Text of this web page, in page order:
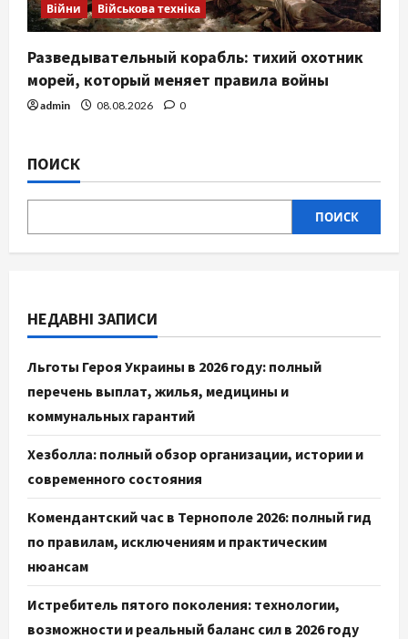
Війни Військова техніка
Разведывательный корабль: тихий охотник
морей, который меняет правила войны
admin 08.08.2026 0
ПОИСК
ПОИСК
НЕДАВНІ ЗАПИСИ
Льготы Героя Украины в 2026 году: полный
перечень выплат, жилья, медицины и
коммунальных гарантий
Хезболла: полный обзор организации, истории и
современного состояния
Комендантский час в Тернополе 2026: полный гид
по правилам, исключениям и практическим
нюансам
Истребитель пятого поколения: технологии,
возможности и реальный баланс сил в 2026 году